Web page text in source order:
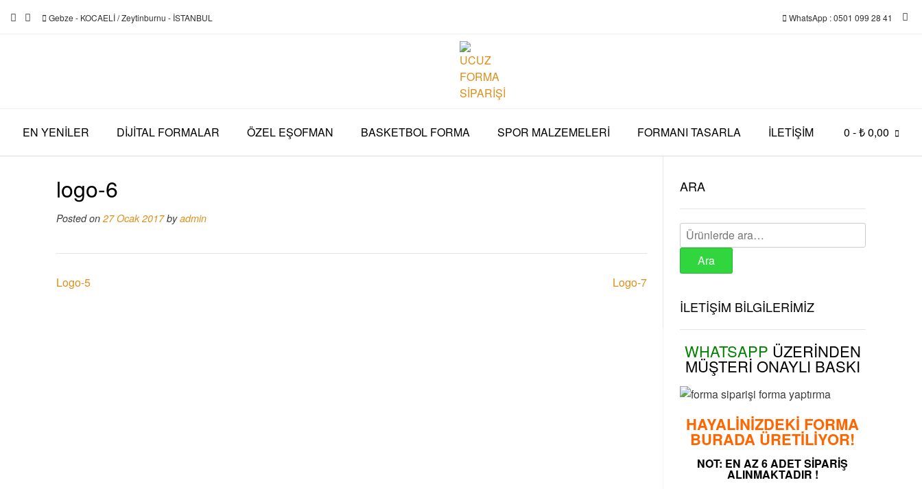
Gebze - KOCAELİ / Zeytinburnu - İSTANBUL WhatsApp : 0501 099 28 41
EN YENİLER DİJİTAL FORMALAR ÖZEL EŞOFMAN BASKETBOL FORMA SPOR MALZEMELERİ FORMANI TASARLA İLETİŞİM 0 - ₺ 0,00
logo-6
Posted on 27 Ocak 2017byadmin
Post
Logo-5 Logo-7
ARA
Ara:
Ara
İLETİŞİM BİLGİLERİMİZ
WHATSAPP ÜZERİNDEN
MÜŞTERİ ONAYLI BASKI
HAYALİNİZDEKİ FORMA
BURADA ÜRETİLİYOR!
NOT: EN AZ 6 ADET SİPARİŞ
ALINMAKTADIR !